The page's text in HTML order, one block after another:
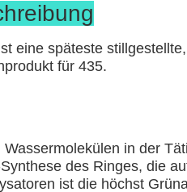
eine späteste
für 435.
in der
des Ringes, die
ist die höchst